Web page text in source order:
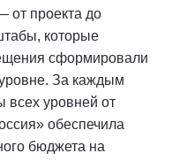
от проекта до
которые
сформировали
За каждым
всех уровней от
обеспечила
бюджета на